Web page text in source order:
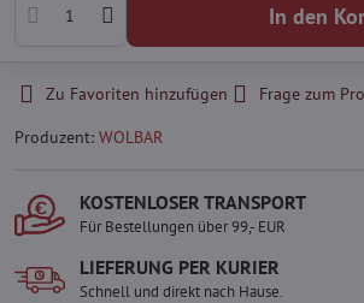
In den
Zu Favoriten hinzufügen Frage zum
Produzent: WOLBAR
KOSTENLOSER TRANSPORT
Für Bestellungen über 99,- EUR
LIEFERUNG PER KURIER
Schnell und direkt nach Hause.